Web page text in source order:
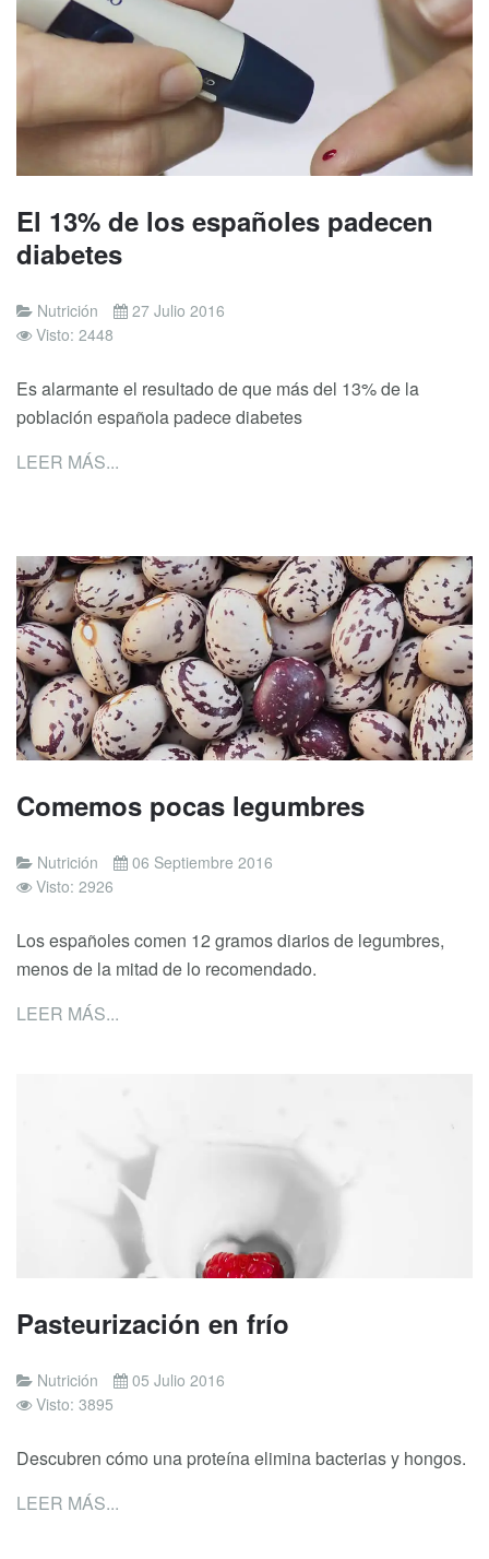
El 13% de los españoles padecen
diabetes
Nutrición
27 Julio 2016
Visto: 2448
Es alarmante el resultado de que más del 13% de la
población española padece diabetes
LEER MÁS...
Comemos pocas legumbres
Nutrición
06 Septiembre 2016
Visto: 2926
Los españoles comen 12 gramos diarios de legumbres,
menos de la mitad de lo recomendado.
LEER MÁS...
Pasteurización en frío
Nutrición
05 Julio 2016
Visto: 3895
Descubren cómo una proteína elimina bacterias y hongos.
LEER MÁS...